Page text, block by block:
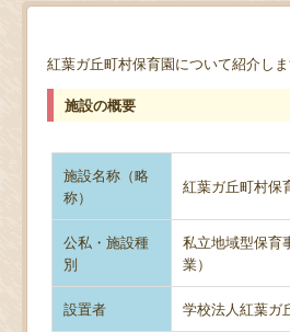
紅葉ガ丘町村保育園について紹介しま
施設の概要
施設名称（略
称）
紅葉ガ丘町村保
公私・施設種
別
私立地域型保育
業）
設置者 学校法人紅葉ガ